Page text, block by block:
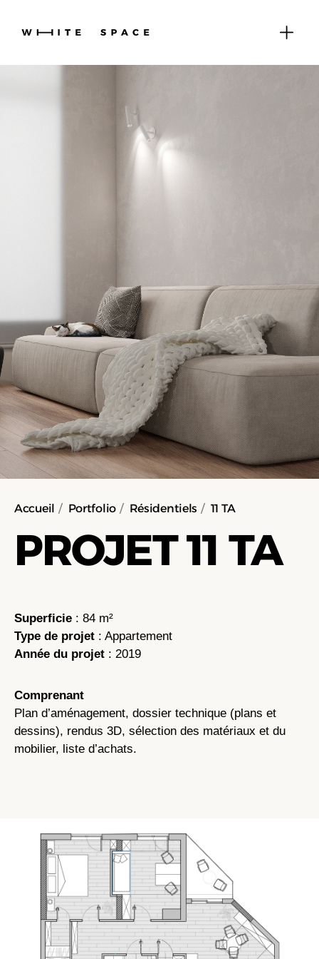
Accueil / Portfolio / Résidentiels / 11 TA
PROJET 11 TA
Superficie : 84 m²
Type de projet : Appartement
Année du projet : 2019
Comprenant
Plan d’aménagement, dossier technique (plans et
dessins), rendus 3D, sélection des matériaux et du
mobilier, liste d’achats.